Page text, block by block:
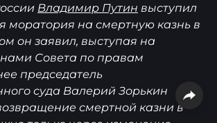
Владимир Путин выступил
моратория на смертную казнь в
он заявил, выступая на
Совета по правам
председатель
суда Валерий Зорькин
смертной казни в